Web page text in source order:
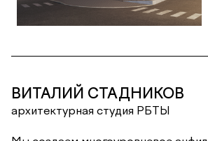
ВИТАЛИЙ СТАДНИКОВ
архитектурная студия РБТЫ